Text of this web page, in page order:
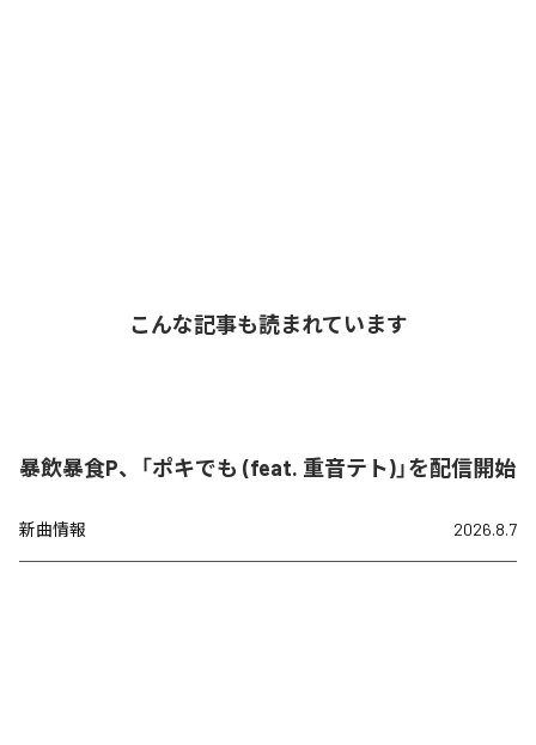
こんな記事も読まれています
暴飲暴食P、「ポキでも (feat. 重音テト)」を配信開始
新曲情報 2026.8.7